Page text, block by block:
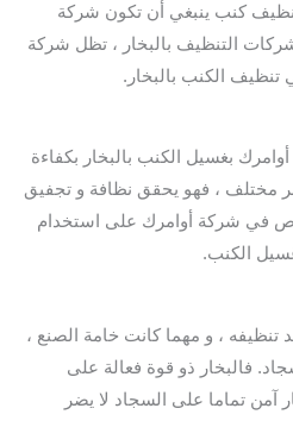
كنب ينبغي أن تكون شركة
التنظيف بالبخار ، تظل شركة
الكنب بالبخار.
بغسيل الكنب بالبخار بكفاءة
مختلف ، فهو يحقق نظافة و تجفيق
في شركة أوامرك على استخدام
الكنب.
تنظيفه ، و مهما كانت خامة الصنع ،
فالبخار ذو قوة فعالة على
آمن تماما على السجاد لا يضر